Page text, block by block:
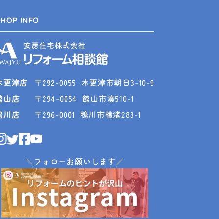
INFO
更津店 〒292-0055 木更津市朝日3-10-9
山店 〒294-0054 館山市湊510-1
川店 〒296-0001 鴨川市横渚283-1
＼フォローお願いします／